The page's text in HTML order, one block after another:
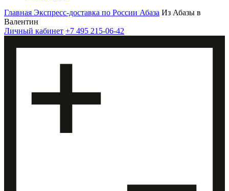
Главная Экспресс-доставка по России Абаза Из Абазы в
Валентин
Личный кабинет +7 495 215-06-42